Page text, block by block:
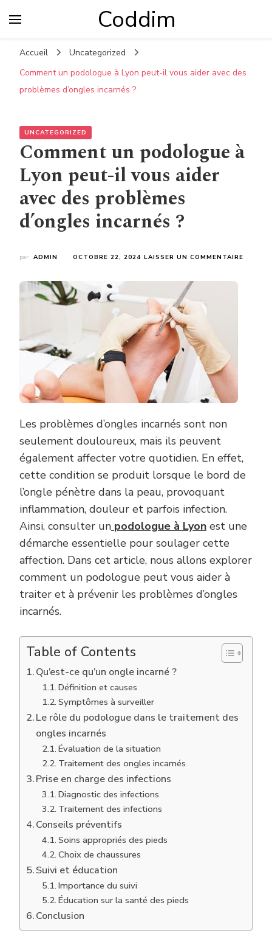
Coddim
Accueil
Uncategorized
Comment un podologue à Lyon peut-il vous aider avec des
problèmes d’ongles incarnés ?
UNCATEGORIZED
Comment un podologue à
Lyon peut-il vous aider
avec des problèmes
d’ongles incarnés ?
par ADMIN OCTOBRE 22, 2024 LAISSER UN COMMENTAIRE
Les problèmes d’ongles incarnés sont non
seulement douloureux, mais ils peuvent
également affecter votre quotidien. En effet,
cette condition se produit lorsque le bord de
l’ongle pénètre dans la peau, provoquant
inflammation, douleur et parfois infection.
Ainsi, consulter un podologue à Lyon est une
démarche essentielle pour soulager cette
affection. Dans cet article, nous allons explorer
comment un podologue peut vous aider à
traiter et à prévenir les problèmes d’ongles
incarnés.
Table of Contents
Qu’est-ce qu’un ongle incarné ?
Définition et causes
Symptômes à surveiller
Le rôle du podologue dans le traitement des
ongles incarnés
Évaluation de la situation
Traitement des ongles incarnés
Prise en charge des infections
Diagnostic des infections
Traitement des infections
Conseils préventifs
Soins appropriés des pieds
Choix de chaussures
Suivi et éducation
Importance du suivi
Éducation sur la santé des pieds
Conclusion